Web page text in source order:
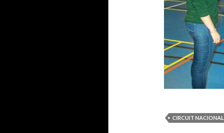
CIRCUIT NACIONAL